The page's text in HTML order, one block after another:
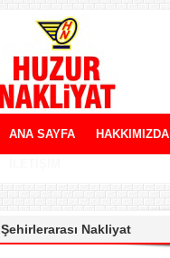
ANA SAYFA HAKKIMIZDA
Şehirlerarası Nakliyat